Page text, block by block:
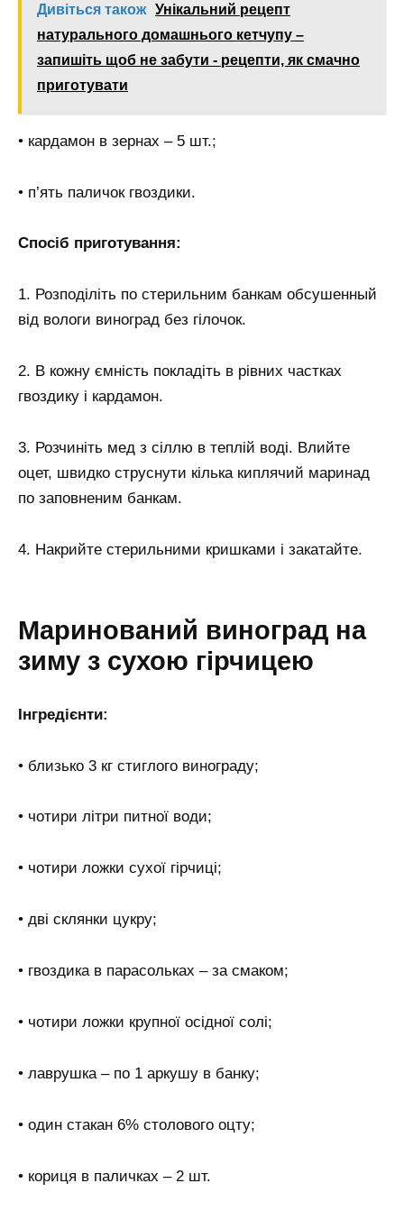
Дивіться також Унікальний рецепт
натурального домашнього кетчупу –
запишіть щоб не забути - рецепти, як смачно
приготувати
• кардамон в зернах – 5 шт.;
• п’ять паличок гвоздики.
Спосіб приготування:
1. Розподіліть по стерильним банкам обсушенный
від вологи виноград без гілочок.
2. В кожну ємність покладіть в рівних частках
гвоздику і кардамон.
3. Розчиніть мед з сіллю в теплій воді. Влийте
оцет, швидко струснути кілька киплячий маринад
по заповненим банкам.
4. Накрийте стерильними кришками і закатайте.
Маринований виноград на
зиму з сухою гірчицею
Інгредієнти:
• близько 3 кг стиглого винограду;
• чотири літри питної води;
• чотири ложки сухої гірчиці;
• дві склянки цукру;
• гвоздика в парасольках – за смаком;
• чотири ложки крупної осідної солі;
• лаврушка – по 1 аркушу в банку;
• один стакан 6% столового оцту;
• кориця в паличках – 2 шт.